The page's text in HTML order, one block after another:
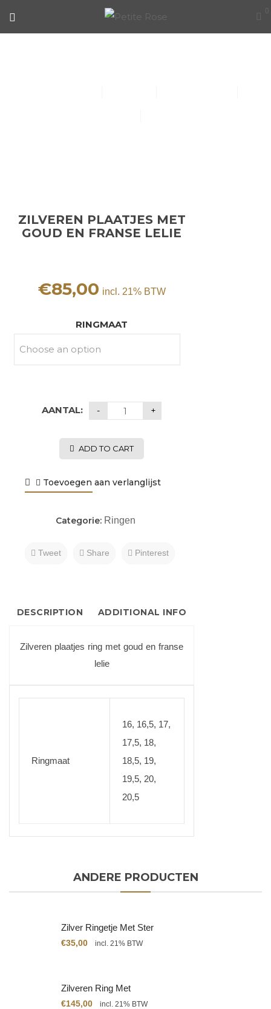
0
ZILVEREN PLAATJES MET
GOUD EN FRANSE LELIE
€85,00 incl. 21% BTW
RINGMAAT
AANTAL:
ADD TO CART
Toevoegen aan verlanglijst
Categorie: Ringen
Tweet Share Pinterest
DESCRIPTION ADDITIONAL INFO
Zilveren plaatjes ring met goud en franse
lelie
Ringmaat
16, 16,5, 17,
17,5, 18,
18,5, 19,
19,5, 20,
20,5
ANDERE PRODUCTEN
Zilver Ringetje Met Ster
€35,00 incl. 21% BTW
Zilveren Ring Met
Citrien
€145,00 incl. 21% BTW